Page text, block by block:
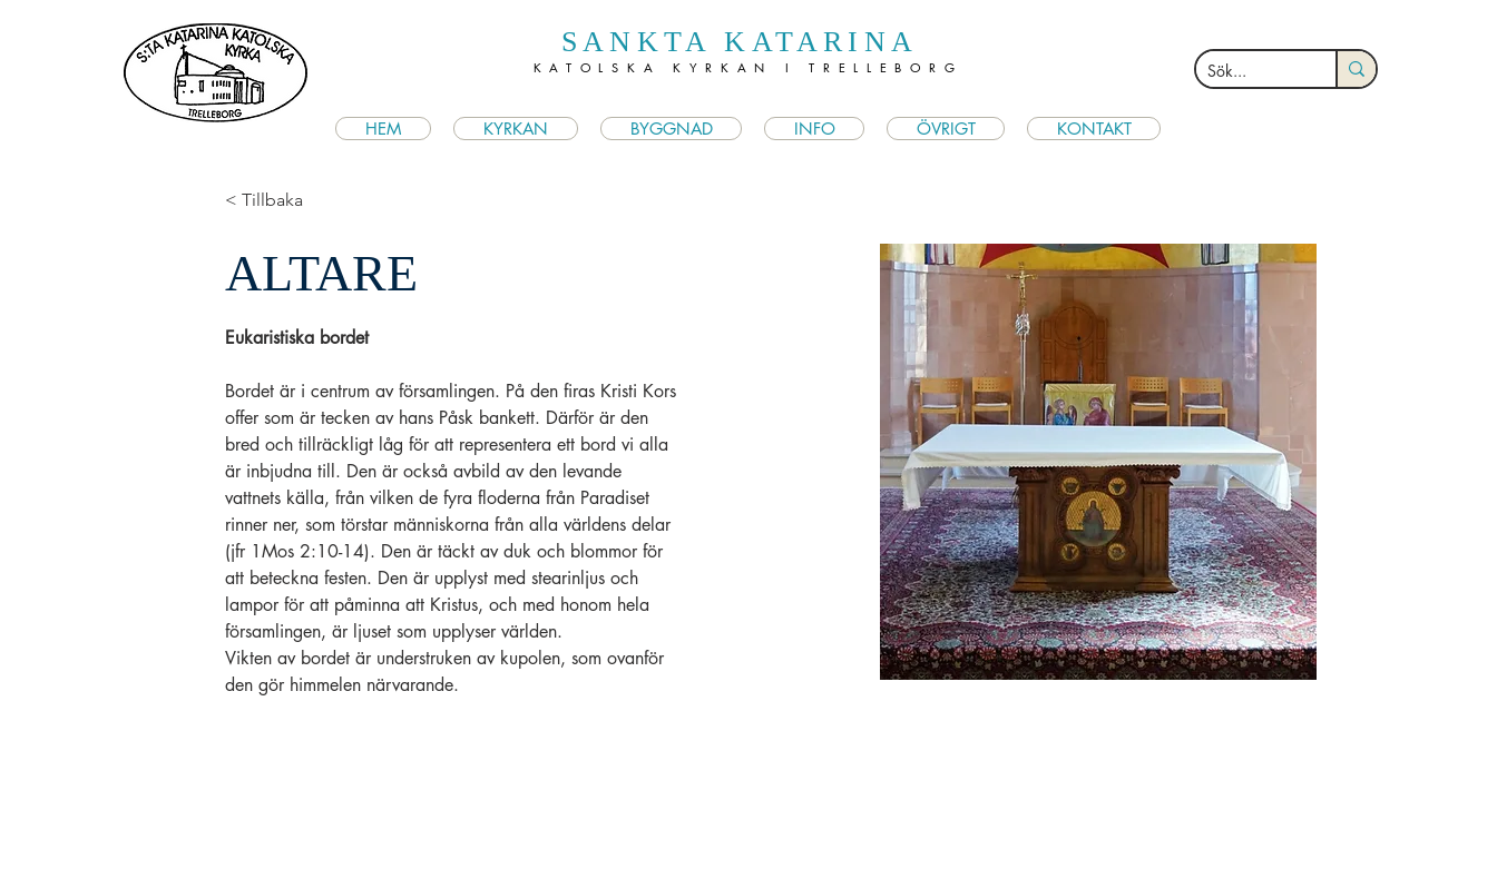
SANKTA KATARINA
KATOLSKA KYRKAN I TRELLEBORG
HEM KYRKAN BYGGNAD INFO ÖVRIGT KONTAKT
< Tillbaka
ALTARE
Eukaristiska bordet
Bordet är i centrum av församlingen. På den firas Kristi Kors
offer som är tecken av hans Påsk bankett. Därför är den
bred och tillräckligt låg för att representera ett bord vi alla
är inbjudna till. Den är också avbild av den levande
vattnets källa, från vilken de fyra floderna från Paradiset
rinner ner, som törstar människorna från alla världens delar
(jfr 1Mos 2:10-14). Den är täckt av duk och blommor för
att beteckna festen. Den är upplyst med stearinljus och
lampor för att påminna att Kristus, och med honom hela
församlingen, är ljuset som upplyser världen.
Vikten av bordet är understruken av kupolen, som ovanför
den gör himmelen närvarande.